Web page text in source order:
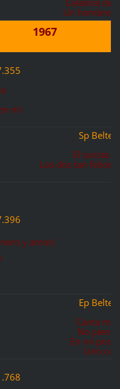
Un hombre
1967
mi
Sp Belter
El turista
Los dos tan felices
y amor)
Ep
Canta
No
En mi
Uno